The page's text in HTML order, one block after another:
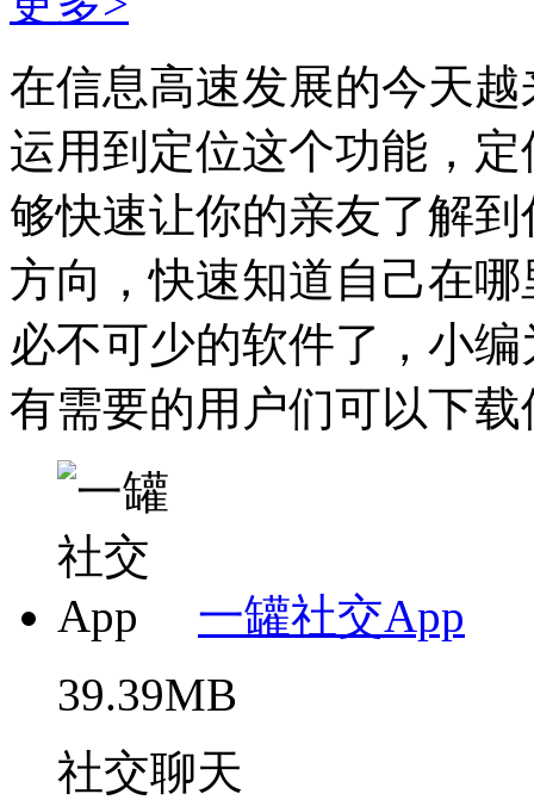
在信息高速发展的今天
运用到定位这个功能，
够快速让你的亲友了解
方向，快速知道自己在
必不可少的软件了，小
有需要的用户们可以下载
一罐社交App
39.39MB
社交聊天